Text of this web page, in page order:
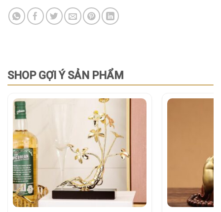
SHOP GỢI Ý SẢN PHẨM